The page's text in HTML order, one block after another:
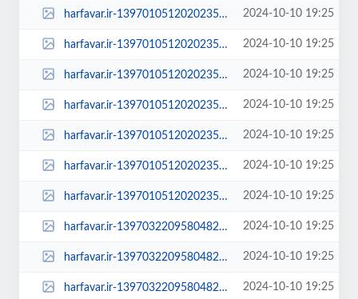
harfavar.ir-1397010512020235313720994-100x70.jpg 2024-10-10 19:25
harfavar.ir-1397010512020235313720994-250x150.jpg 2024-10-10 19:25
harfavar.ir-1397010512020235313720994-300x209.jpg 2024-10-10 19:25
harfavar.ir-1397010512020235313720994-450x300.jpg 2024-10-10 19:25
harfavar.ir-1397010512020235313720994-600x400.jpg 2024-10-10 19:25
harfavar.ir-1397010512020235313720994-768x535.jpg 2024-10-10 19:25
harfavar.ir-1397010512020235313720994.jpg 2024-10-10 19:25
harfavar.ir-1397032209580482014401944-100x70.jpg 2024-10-10 19:25
harfavar.ir-1397032209580482014401944-250x150.jpg 2024-10-10 19:25
harfavar.ir-1397032209580482014401944-300x209.jpg 2024-10-10 19:25